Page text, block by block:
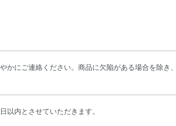
かにご連絡ください。商品に欠陥がある場合を除き
以内とさせていただきます。